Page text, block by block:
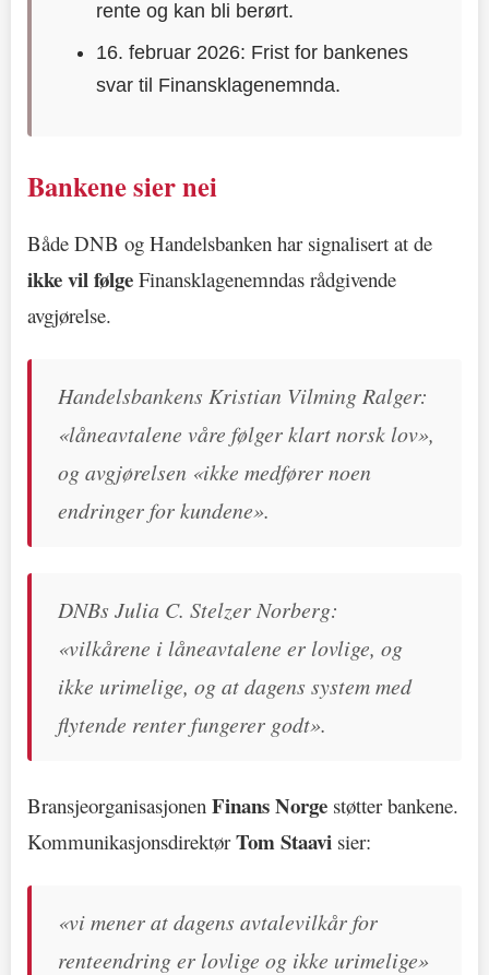
rente og kan bli berørt.
16. februar 2026: Frist for bankenes
svar til Finansklagenemnda.
Bankene sier nei
Både DNB og Handelsbanken har signalisert at de
ikke vil følge Finansklagenemndas rådgivende
avgjørelse.
Handelsbankens Kristian Vilming Ralger:
«låneavtalene våre følger klart norsk lov»,
og avgjørelsen «ikke medfører noen
endringer for kundene».
DNBs Julia C. Stelzer Norberg:
«vilkårene i låneavtalene er lovlige, og
ikke urimelige, og at dagens system med
flytende renter fungerer godt».
Bransjeorganisasjonen Finans Norge støtter bankene.
KommunikasjonsdirektørTom Staavi sier:
«vi mener at dagens avtalevilkår for
renteendring er lovlige og ikke urimelige»